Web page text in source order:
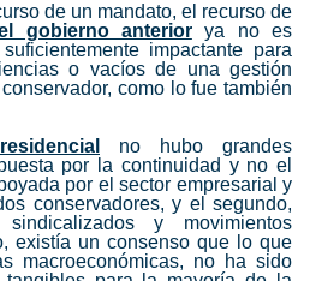
de un mandato, el recurso de
gobierno anteriorya no es
impactante para
o vacíos de una gestión
como lo fue también
no hubo grandes
por la continuidad y no el
por el sector empresarial y
conservadores, y el segundo,
y movimientos
existía un consenso que lo que
macroeconómicas, no ha sido